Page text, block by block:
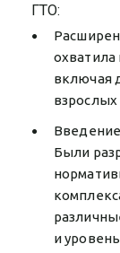
ГТО:
включая
Были
и